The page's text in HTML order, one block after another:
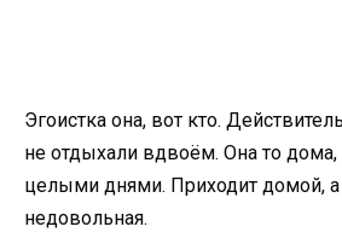
Эгоистка она, вот кто.
не отдыхали вдвоём. Она то дома,
целыми днями. Приходит домой, а
недовольная.